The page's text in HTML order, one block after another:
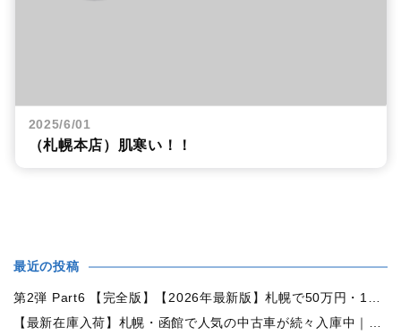
2025/6/01
（札幌本店）肌寒い！！
最近の投稿
第2弾 Part6 【完全版】【2026年最新版】札幌で50万円・100万円・150万円ならどんな中古車が買える？予算別中古車選び完全ガイド
【最新在庫入荷】札幌・函館で人気の中古車が続々入庫中｜早い者勝ち！【トヨタ ヴォクシー2.0ZS煌Ⅱ 4WD】